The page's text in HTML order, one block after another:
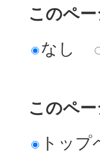
このペ
なし
このペ
トッ